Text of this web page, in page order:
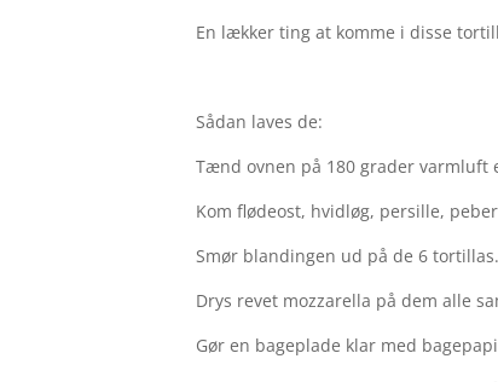
En lækker ting at komme i disse
Sådan laves de:
Tænd ovnen på 180 grader varmluft
Kom flødeost, hvidløg, persille,
Smør blandingen ud på de 6 tortillas.
Drys revet mozzarella på dem alle
Gør en bageplade klar med